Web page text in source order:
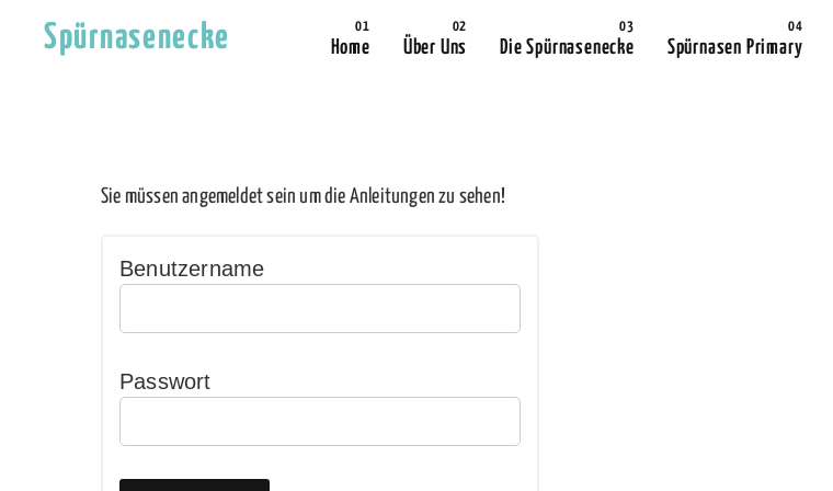
Spürnasenecke Home Über Uns Die Spürnasenecke Spürnasen Primary
Sie müssen angemeldet sein um die Anleitungen zu sehen!
Benutzername
Passwort